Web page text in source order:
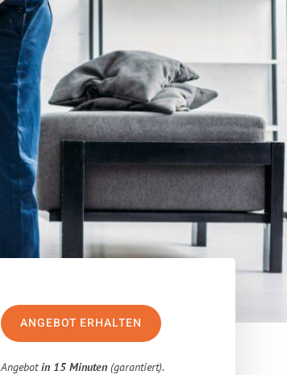
ANGEBOT ERHALTEN
Angebotin 15 Minuten (garantiert).